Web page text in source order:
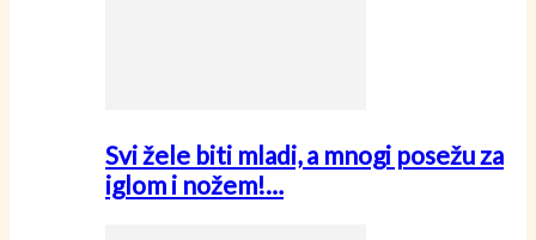
Svi žele biti mladi, a mnogi posežu za
iglom i nožem!…